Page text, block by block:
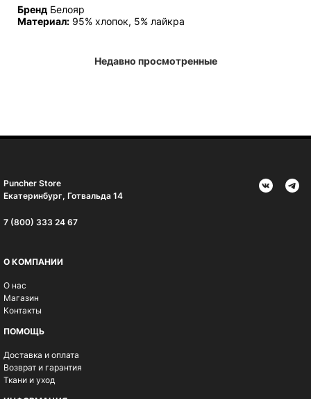
Бренд Белояр
Материал: 95% хлопок, 5% лайкра
Недавно просмотренные
Puncher Store
Екатеринбург, Готвальда 14
7 (800) 333 24 67
О КОМПАНИИ
О нас
Магазин
Контакты
ПОМОЩЬ
Доставка и оплата
Возврат и гарантия
Ткани и уход